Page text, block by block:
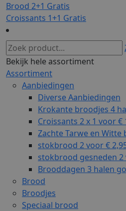
Brood 2+1 Gratis
Croissants 1+1 Gratis
Bekijk hele assortiment
Assortiment
Aanbiedingen
Diverse Aanbiedingen
Krokante broodjes 4
Croissants 2 x 1 voor €
Zachte Tarwe en Witte
stokbrood 2 voor €
stokbrood gesneden 2
Brooddagen 3 halen
Brood
Broodjes
Speciaal brood